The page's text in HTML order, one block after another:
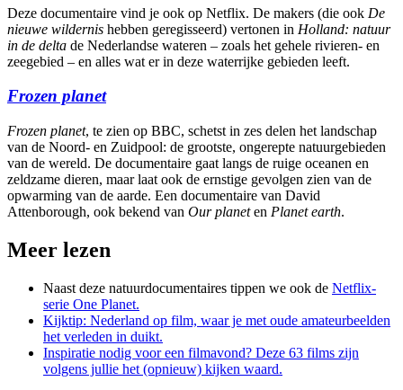
Deze documentaire vind je ook op Netflix. De makers (die ook De
nieuwe wildernis hebben geregisseerd) vertonen in Holland: natuur
in de delta de Nederlandse wateren – zoals het gehele rivieren- en
zeegebied – en alles wat er in deze waterrijke gebieden leeft.
Frozen planet
Frozen planet, te zien op BBC, schetst in zes delen het landschap
van de Noord- en Zuidpool: de grootste, ongerepte natuurgebieden
van de wereld. De documentaire gaat langs de ruige oceanen en
zeldzame dieren, maar laat ook de ernstige gevolgen zien van de
opwarming van de aarde. Een documentaire van David
Attenborough, ook bekend van Our planeten Planet earth.
Meer lezen
Naast deze natuurdocumentaires tippen we ook de Netflix-
serie One Planet.
Kijktip: Nederland op film, waar je met oude amateurbeelden
het verleden in duikt.
Inspiratie nodig voor een filmavond? Deze 63 films zijn
volgens jullie het (opnieuw) kijken waard.